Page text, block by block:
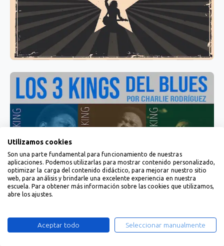
Utilizamos cookies
Son una parte fundamental para funcionamiento de nuestras
aplicaciones. Podemos utilizarlas para mostrar contenido personalizado,
optimizar la carga del contenido didáctico, para mejorar nuestro sitio
web, para análisis y brindarle una excelente experiencia en nuestra
escuela. Para obtener más información sobre las cookies que utilizamos,
abre los ajustes.
Aceptar todo Seleccionar manualmente